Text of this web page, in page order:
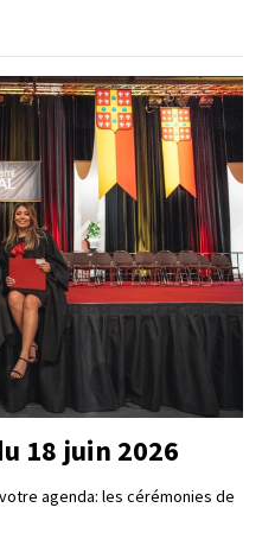
18 juin 2026
agenda: les cérémonies de